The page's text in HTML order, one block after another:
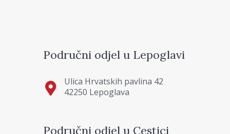
Područni odjel u Lepoglavi
Ulica Hrvatskih pavlina 42
42250 Lepoglava
Područni odjel u Cestici